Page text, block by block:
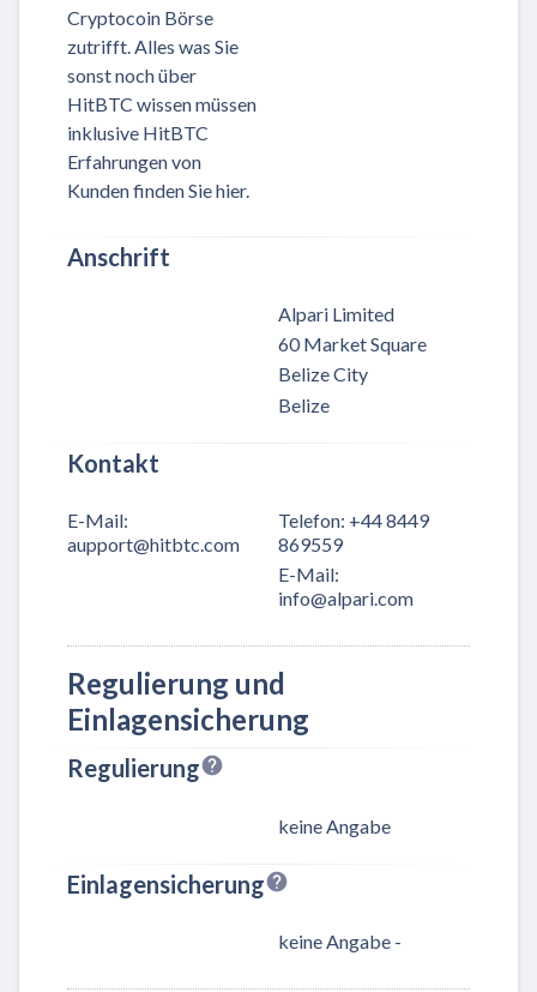
Cryptocoin Börse
zutrifft. Alles was Sie
sonst noch über
HitBTC wissen müssen
inklusive HitBTC
Erfahrungen von
Kunden finden Sie hier.
Anschrift
Alpari Limited
60 Market Square
Belize City
Belize
Kontakt
E-Mail:
aupport@hitbtc.com
Telefon: +44 8449
869559
E-Mail:
info@alpari.com
Regulierung und
Einlagensicherung
Regulierung
keine Angabe
Einlagensicherung
keine Angabe -